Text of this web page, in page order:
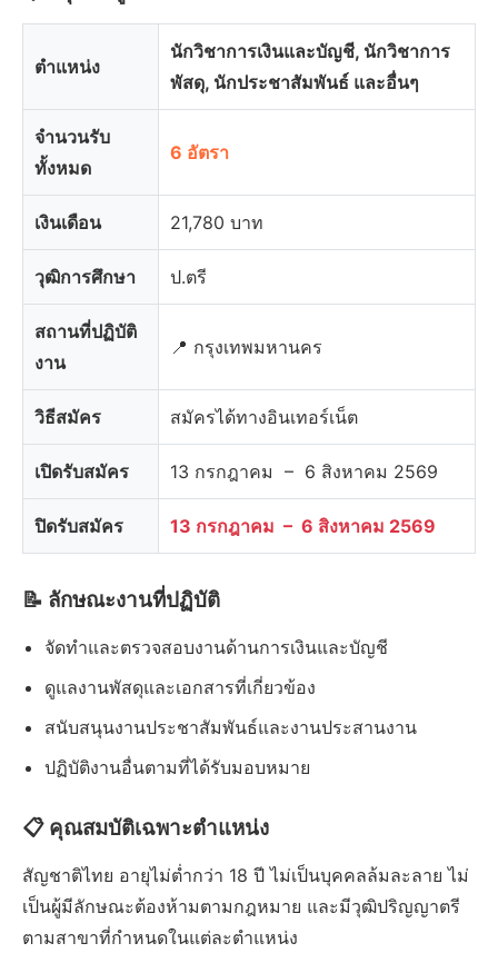
ตำแหน่ง
นักวิชาการเงินและบัญชี, นักวิชาการ
พัสดุ, นักประชาสัมพันธ์ และอื่นๆ
จำนวนรับ
ทั้งหมด
6 อัตรา
เงินเดือน 21,780 บาท
วุฒิการศึกษา ป.ตรี
สถานที่ปฏิบัติ
งาน
📍 กรุงเทพมหานคร
วิธีสมัคร สมัครได้ทางอินเทอร์เน็ต
เปิดรับสมัคร 13 กรกฎาคม – 6 สิงหาคม 2569
ปิดรับสมัคร 13 กรกฎาคม – 6 สิงหาคม 2569
📝 ลักษณะงานที่ปฏิบัติ
จัดทำและตรวจสอบงานด้านการเงินและบัญชี
ดูแลงานพัสดุและเอกสารที่เกี่ยวข้อง
สนับสนุนงานประชาสัมพันธ์และงานประสานงาน
ปฏิบัติงานอื่นตามที่ได้รับมอบหมาย
📋 คุณสมบัติเฉพาะตำแหน่ง
สัญชาติไทย อายุไม่ต่ำกว่า 18 ปี ไม่เป็นบุคคลล้มละลาย ไม่
เป็นผู้มีลักษณะต้องห้ามตามกฎหมาย และมีวุฒิปริญญาตรี
ตามสาขาที่กำหนดในแต่ละตำแหน่ง